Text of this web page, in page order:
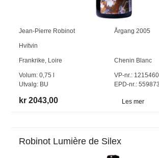
Jean-Pierre Robinot Årgang 2005
Hvitvin
Frankrike, Loire Chenin Blanc
Volum:0,75
Utvalg: BU
VP-nr.:
EPD-nr.:
kr 2043,00 Les mer
Robinot Lumière de Silex